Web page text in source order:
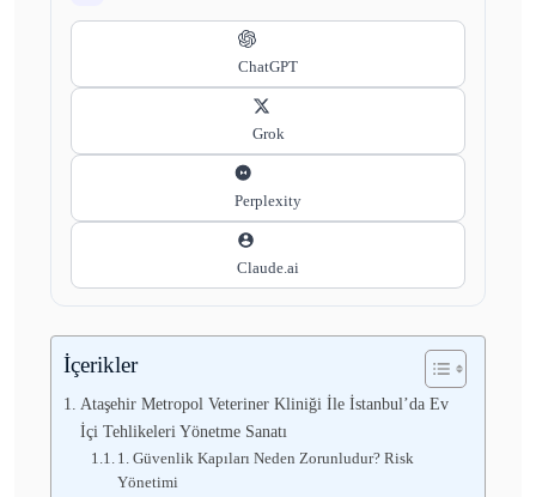
ChatGPT
Grok
Perplexity
Claude.ai
İçerikler
Ataşehir Metropol Veteriner Kliniği İle İstanbul’da Ev
İçi Tehlikeleri Yönetme Sanatı
1. Güvenlik Kapıları Neden Zorunludur? Risk
Yönetimi